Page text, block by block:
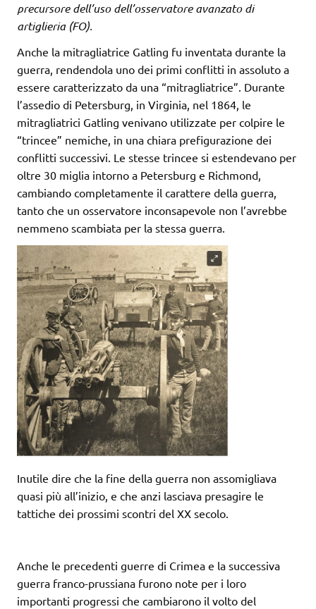
precursore dell’uso dell’osservatore avanzato di
artiglieria (FO).
Anche la mitragliatrice Gatling fu inventata durante la
guerra, rendendola uno dei primi conflitti in assoluto a
essere caratterizzato da una “mitragliatrice”. Durante
l’assedio di Petersburg, in Virginia, nel 1864, le
mitragliatrici Gatling venivano utilizzate per colpire le
“trincee” nemiche, in una chiara prefigurazione dei
conflitti successivi. Le stesse trincee si estendevano per
oltre 30 miglia intorno a Petersburg e Richmond,
cambiando completamente il carattere della guerra,
tanto che un osservatore inconsapevole non l’avrebbe
nemmeno scambiata per la stessa guerra.
Inutile dire che la fine della guerra non assomigliava
quasi più all’inizio, e che anzi lasciava presagire le
tattiche dei prossimi scontri del XX secolo.
Anche le precedenti guerre di Crimea e la successiva
guerra franco-prussiana furono note per i loro
importanti progressi che cambiarono il volto del